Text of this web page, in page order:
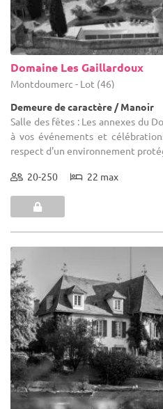
Domaine Les Gaillardoux
Montdoumerc - Lot (46)
Demeure de caractère / Manoir
Salle des fêtes : Les annexes du
à vos événements et
respect d'un environnement
20-250 22 max